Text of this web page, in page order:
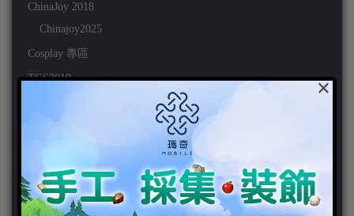
ChinaJoy 2018
Chinajoy2025
Cosplay 專區
TGS2019
天堂2:革命 新聞
好康活動
×